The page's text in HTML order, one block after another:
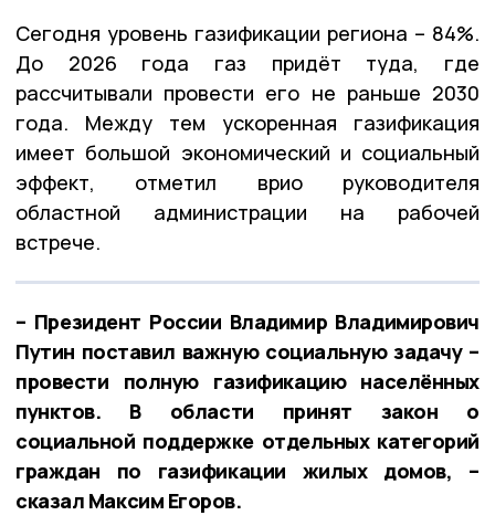
Сегодня уровень газификации региона – 84%.
До 2026 года газ придёт туда, где
рассчитывали провести его не раньше 2030
года. Между тем ускоренная газификация
имеет большой экономический и социальный
эффект, отметил врио руководителя
областной администрации на рабочей
встрече.
– Президент России Владимир Владимирович
Путин поставил важную социальную задачу –
провести полную газификацию населённых
пунктов. В области принят закон о
социальной поддержке отдельных категорий
граждан по газификации жилых домов, –
сказал Максим Егоров.